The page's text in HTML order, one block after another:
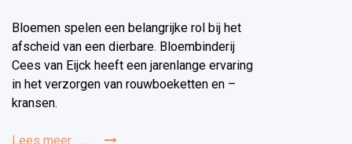
Bloemen spelen een belangrijke rol bij het
afscheid van een dierbare. Bloembinderij
Cees van Eijck heeft een jarenlange ervaring
in het verzorgen van rouwboeketten en –
kransen.
Lees meer ......